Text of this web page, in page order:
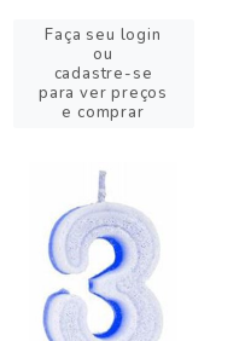
Faça seu login
ou
cadastre-se
para ver preços
e comprar